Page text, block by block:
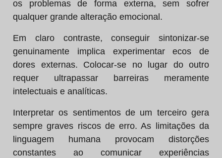
os problemas de forma externa, sem sofrer
qualquer grande alteração emocional.
Em claro contraste, conseguir sintonizar-se
genuinamente implica experimentar ecos de
dores externas. Colocar-se no lugar do outro
requer ultrapassar barreiras meramente
intelectuais e analíticas.
Interpretar os sentimentos de um terceiro gera
sempre graves riscos de erro. As limitações da
linguagem humana provocam distorções
constantes ao comunicar experiências